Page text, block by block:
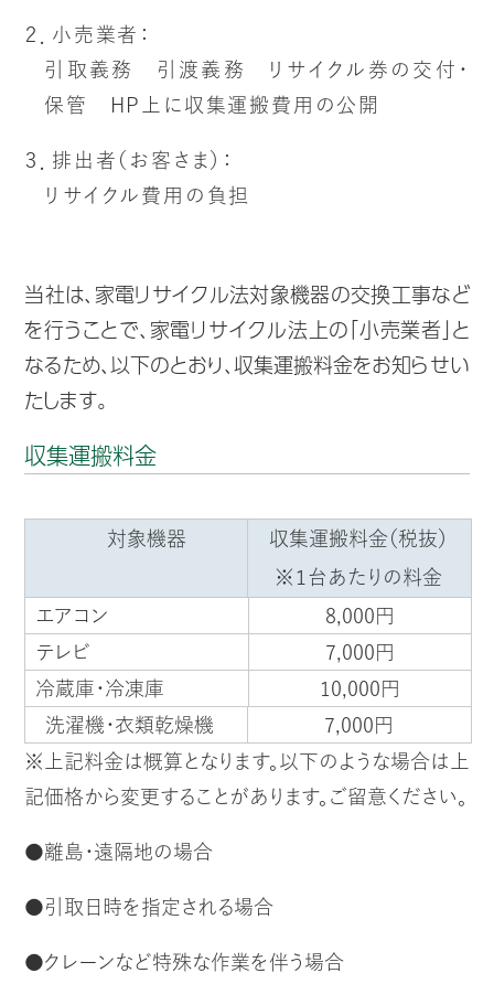
２．小売業者：
引取義務 引渡義務 リサイクル券の交付・
保管 HP上に収集運搬費用の公開
３．排出者（お客さま）：
リサイクル費用の負担
当社は、家電リサイクル法対象機器の交換工事など
を行うことで、家電リサイクル法上の「小売業者」と
なるため、以下のとおり、収集運搬料金をお知らせい
たします。
収集運搬料金
対象機器
収集運搬料金（税抜）
※１台あたりの料金
エアコン
8,000円
テレビ
7,000円
冷蔵庫・冷凍庫
10,000円
洗濯機・衣類乾燥機
7,000円
※上記料金は概算となります。以下のような場合は上
記価格から変更することがあります。ご留意ください。
●離島・遠隔地の場合
●引取日時を指定される場合
●クレーンなど特殊な作業を伴う場合